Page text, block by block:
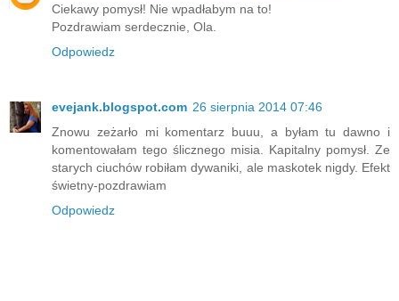
Ciekawy pomysł! Nie wpadłabym na to!
Pozdrawiam serdecznie, Ola.
Odpowiedz
evejank.blogspot.com 26 sierpnia 2014 07:46
Znowu zeżarło mi komentarz buuu, a byłam tu dawno i
komentowałam tego ślicznego misia. Kapitalny pomysł. Ze
starych ciuchów robiłam dywaniki, ale maskotek nigdy. Efekt
świetny-pozdrawiam
Odpowiedz